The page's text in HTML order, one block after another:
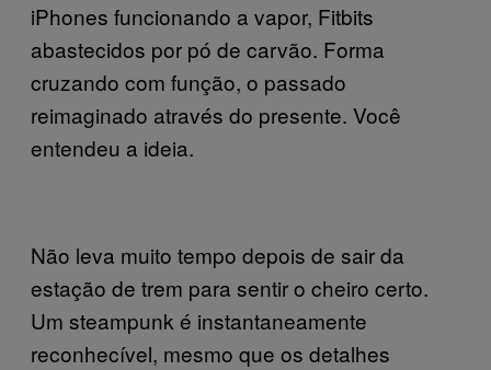
iPhones funcionando a vapor, Fitbits
abastecidos por pó de carvão. Forma
cruzando com função, o passado
reimaginado através do presente. Você
entendeu a ideia.
Não leva muito tempo depois de sair da
estação de trem para sentir o cheiro certo.
Um steampunk é instantaneamente
reconhecível, mesmo que os detalhes